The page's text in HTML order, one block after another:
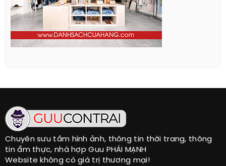
Chuyên sưu tầm hình ảnh, thông tin thời trang, thông
tin ẩm thực, nhà hợp Guu PHÁI MẠNH
Website không có giá trị thương mại!